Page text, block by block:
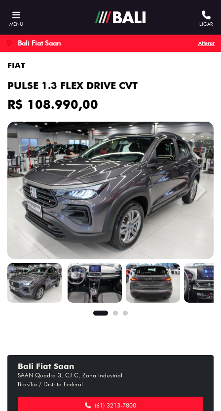
MENU LIGAR
Bali Fiat Saan Alterar
FIAT
PULSE 1.3 FLEX DRIVE CVT
R$ 108.990,00
Previous Next
Bali Fiat Saan
SAAN Quadra 3, CJ C, Zona Industrial
Brasília / Distrito Federal
(61) 3213-7800